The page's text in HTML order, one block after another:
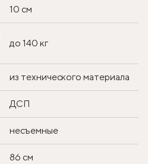
10 см
до 140 кг
из технического материала
ДСП
несъемные
86 см